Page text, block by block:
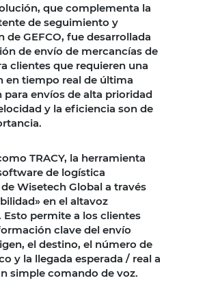
que complementa la
de seguimiento y
de GEFCO, fue desarrollada
de envío de mercancías de
clientes que requieren una
en tiempo real de última
para envíos de alta prioridad
y la eficiencia son de
TRACY, la herramienta
de logística
Wisetech Global a través
en el altavoz
Esto permite a los clientes
clave del envío
el destino, el número de
y la llegada esperada / real a
simple comando de voz.